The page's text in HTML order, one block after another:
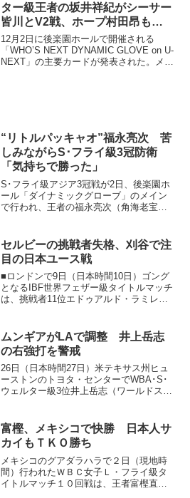
ター級王者の坂井祥紀がシーサー
皆川とV2戦、ホープ村田昂も出
場
12月2日に後楽園ホールで開催される
「WHO’S NEXT DYNAMIC GLOVE on U-
NEXT」の主要カードが発表された。メイ
“リトルパッキャオ”福永亮次 苦
しみながらS･フライ級3冠防衛
「気持ちで勝った」
S･フライ級アジア3冠戦が2日、後楽園ホ
ール「ダイナミックグローブ」のメイン
で行われ、王者の福永亮次（角海老宝
ック王座は3度目、日本王座は2度目、
OPBF王座は初...
セルビーの挑戦者失格、刈谷で注
目の日本ユース戦
■ロンドンで9日（日本時間10日）ゴング
となるIBF世界フェザー級タイトルマッチ
は、挑戦者11位エドゥアルド・ラミレス
場合のみ防衛成功という変則ルールで行
われることにな...
ムンギアがLAで調整 井上岳志
の右強打を警戒
26日（日本時間27日）米テキサス州ヒュ
ーストンのトヨタ・センターでWBA･S･
ウェルター級3位井上岳志（ワールドスポ
最終調整を行っている。プロモーターの
ゴールデンボー...
富樫、メキシコで快勝 日本人サ
カイもＴＫＯ勝ち
メキシコのグアダラハラで２日（現地時
間）行われたＷＢＣ女子Ｌ・フライ級タ
イトルマッチ１０回戦は、王者富樫直美